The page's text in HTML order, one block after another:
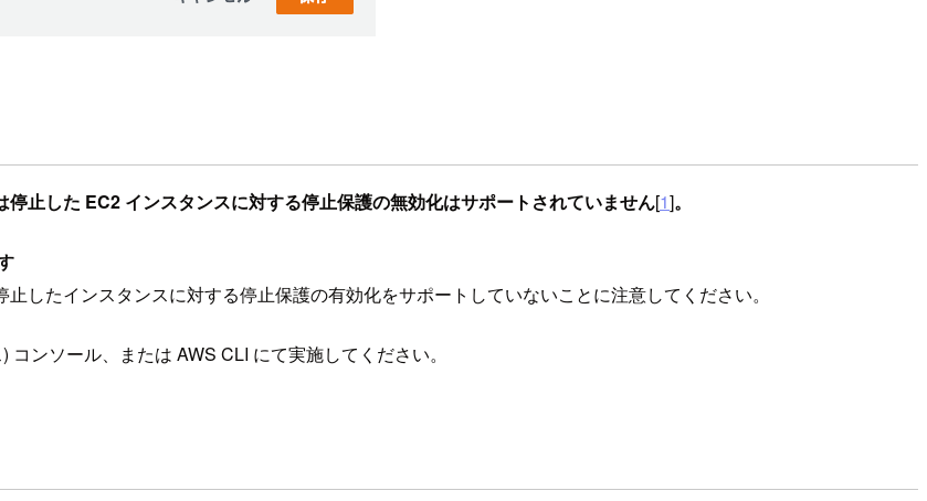
止した EC2 インスタンスに対する停止保護の無効化はサポートされていません[1]。
したインスタンスに対する停止保護の有効化をサポートしていないことに注意してください。
ンソール、または AWS CLI にて実施してください。